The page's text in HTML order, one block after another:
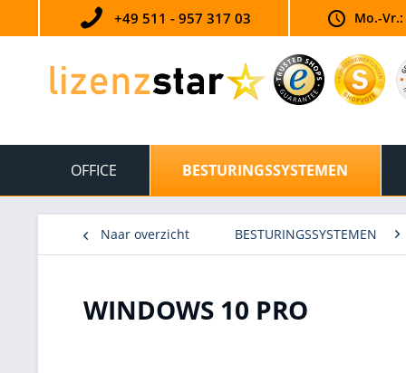
+49 511 - 957 317 03 Mo.-
OFFICE BESTURINGSSYSTEMEN
Naar overzicht BESTURINGSSYSTEMEN
WINDOWS 10 PRO